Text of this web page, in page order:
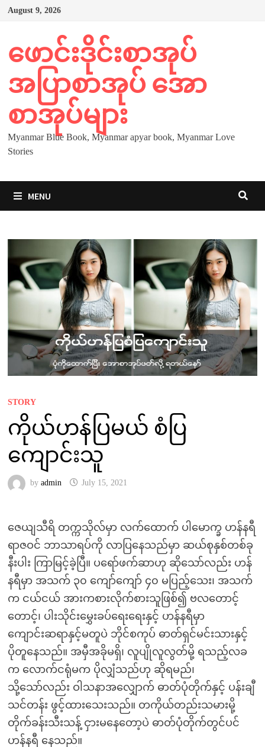
Skip
August 9, 2026
ဖောင်းဒိုင်းစာအုပ်
အပြာစာအုပ် အော
စာအုပ်များ
Myanmar Blue Book, Myanmar apyar book, Myanmar Love
Stories
MENU
STORY
ကိုယ်ဟန်ပြမယ် စံပြ
ကျောင်းသူ
by admin July 15, 2021
ဇေယျသီရိ တက္ကသိုလ်မှာ လက်ထောက် ပါမောက္ခ ဟန်နရီ
ရာဇဝင် ဘာသာရပ်ကို လာပြနေသည်မှာ ဆယ်စုနှစ်တစ်ခု
နီးပါး ကြာမြင့်ခဲ့ပြီ။ ပရော်ဖက်ဆာဟု ဆိုသော်လည်း ဟန်
နရီမှာ အသက် ၃၀ ကျော်ကျော် ၄၀ မပြည့်သေး၊ အသက်
က ငယ်ငယ် အားကစားလိုက်စားသူဖြစ်၍ ဗလတောင့်
တောင့်၊ ပါးသိုင်းမွှေးခပ်ရေးရေးနှင့် ဟန်နရီမှာ
ကျောင်းဆရာနှင့်မတူပဲ ဘိုင်စကုပ် ဓာတ်ရှင်မင်းသားနှင့်
ပိုတူနေသည်။ အမှီအခိုမရှိ၊ လူပျိုလူလွတ်မို့ ရသည့်လခ
က လောက်ငရုံမက ပိုလျှံသည်ဟု ဆိုရမည်၊
သို့သော်လည်း ဝါသနာအလျှောက် ဓာတ်ပုံတိုက်နှင့် ပန်းချီ
သင်တန်း ဖွင့်ထားသေးသည်။ တကိုယ်တည်းသမားမို့
တိုက်ခန်းသီးသန့် ငှားမနေတော့ပဲ ဓာတ်ပုံတိုက်တွင်ပင်
ဟန်နရီ နေသည်။